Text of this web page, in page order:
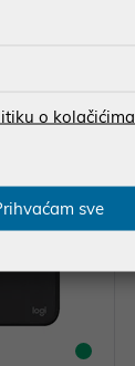
o kolačićima
sve